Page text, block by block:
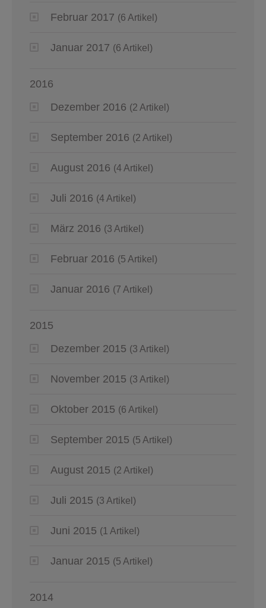
Februar 2017 (6 Artikel)
Januar 2017 (6 Artikel)
2016
Dezember 2016 (2 Artikel)
September 2016 (2 Artikel)
August 2016 (4 Artikel)
Juli 2016 (4 Artikel)
März 2016 (3 Artikel)
Februar 2016 (5 Artikel)
Januar 2016 (7 Artikel)
2015
Dezember 2015 (3 Artikel)
November 2015 (3 Artikel)
Oktober 2015 (6 Artikel)
September 2015 (5 Artikel)
August 2015 (2 Artikel)
Juli 2015 (3 Artikel)
Juni 2015 (1 Artikel)
Januar 2015 (5 Artikel)
2014